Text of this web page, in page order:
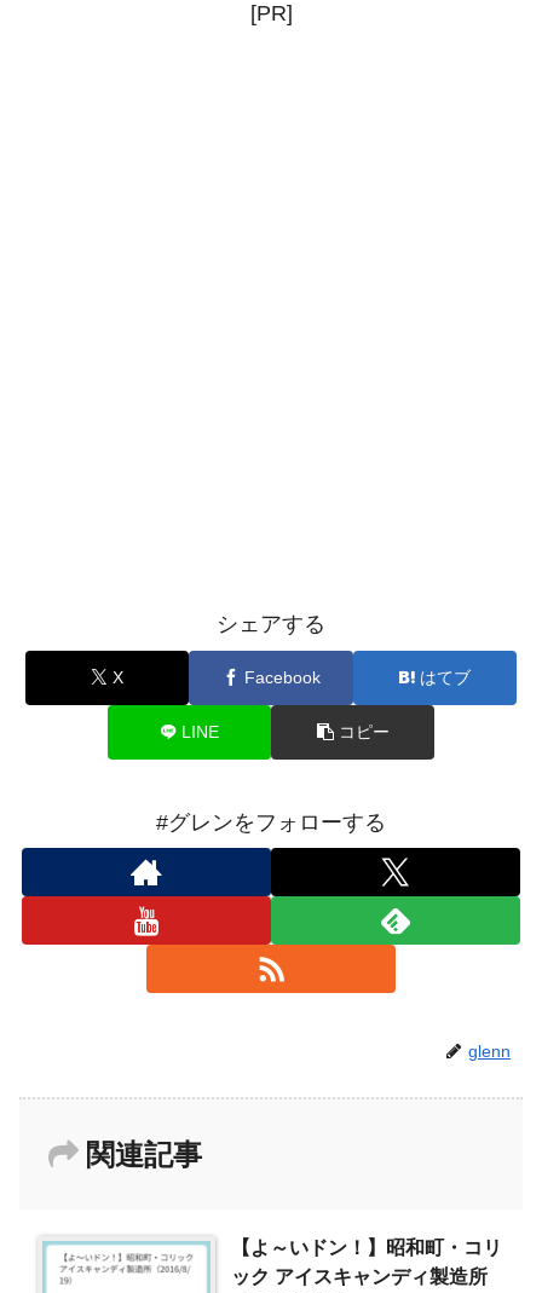
[PR]
シェアする
X Facebook はてブ
LINE コピー
#グレンをフォローする
glenn
関連記事
【よ～いドン！】昭和町・コリ
ック アイスキャンディ製造所